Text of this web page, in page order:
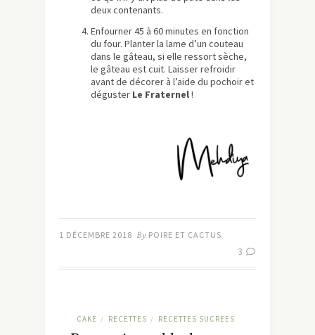
deux contenants.
Enfourner 45 à 60 minutes en fonction
du four. Planter la lame d’un couteau
dans le gâteau, si elle ressort sèche,
le gâteau est cuit. Laisser refroidir
avant de décorer à l’aide du pochoir et
déguster Le Fraternel!
1 DÉCEMBRE 2018 By POIRE ET CACTUS
3
CAKE / RECETTES / RECETTES SUCREES